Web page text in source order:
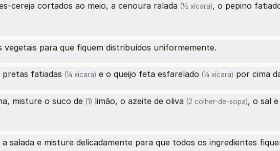
cereja cortados ao meio, a cenoura ralada (½ xícara), o pepino
vegetais para que fiquem distribuídos uniformemente.
pretas fatiadas (¼ xícara) e o queijo feta esfarelado (¼ xícara) por cima
misture o suco de (1) limão, o azeite de oliva (2 colher-de-sopa), o sal
salada e misture delicadamente para que todos os ingredientes